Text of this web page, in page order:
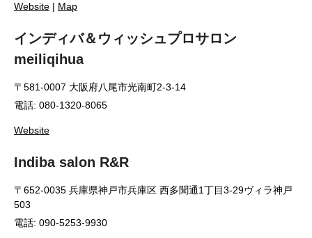
Website | Map
インディバ＆ウィッシュプロサロン
meiliqihua
〒581-0007 大阪府八尾市光南町2-3-14
電話: 080-1320-8065
Website
Indiba salon R&R
〒652-0035 兵庫県神戸市兵庫区 西多聞通1丁目3-29ヴィラ神戸
503
電話: 090-5253-9930